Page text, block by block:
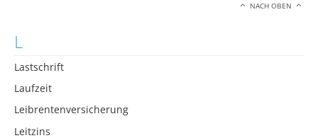
NACH OBEN
L
Lastschrift
Laufzeit
Leibrentenversicherung
Leitzins